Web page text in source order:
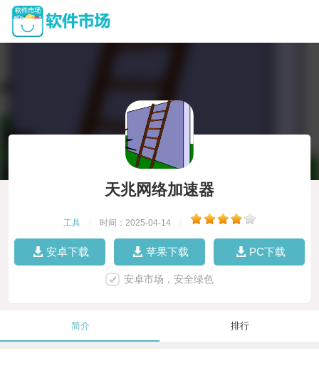
天兆网络加速器
工具 时间：2025-04-14
安卓下载 苹果下载 PC下载
安卓市场，安全绿色
简介 排行